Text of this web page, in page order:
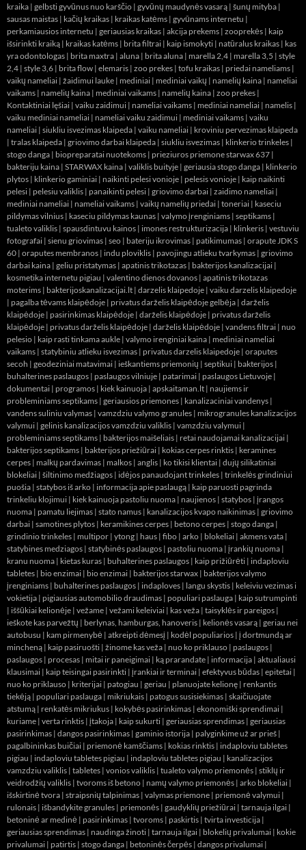
kraika | gelbsti gyvūnus nuo karščio | gyvūnų maudynės vasarą | šunų mityba |
sausas maistas | kačių kraikas | kraikas katėms | gyvūnams internetu |
perkamiausios internetu | geriausias kraikas | akcija prekems | zooprekės | kaip
išsirinkti kraiką | kraikas katėms | brita filtrai | kaip ismokyti | natūralus kraikas | kas
yra odontologas | brita maxtra | aluna | brita aluna | marella 2,4 | marella 3,5 | style
2,4 | style 3,6 | brita flow | elemaris | zoo prekes | tofu kraikas | priedai nameliams |
vaikų nameliai | žaidimui lauke | mediniai | mediniai vaikų | namelių kaina | nameliai
vaikams | namelių kaina | mediniai vaikams | namelių kaina | zoo prekes |
Kontaktiniai lęšiai | vaiku zaidimui | nameliai vaikams | mediniai nameliai | namelis |
vaiku mediniai nameliai | nameliai vaiku zaidimui | mediniai vaikams | vaiku
nameliai | siukliu isvezimas klaipeda | vaiku nameliai | kroviniu pervezimas klaipeda
| tralas klaipeda | griovimo darbai klaipeda | siukliu isvezimas | klinkerio trinkeles |
stogo danga | biopreparatai nuotekoms | prieziuros priemone starwax 637 |
bakteriju kaina | STARWAX kaina | valiklis buityje | geriausia stogo danga | klinkerio
plytos | klinkerio gaminiai | naikinti pelesi vonioje | pelesis vonioje | kaip naikinti
pelesi | pelesiu valiklis | panaikinti pelesi | griovimo darbai | zaidimo nameliai |
mediniai nameliai | nameliai vaikams | vaikų namelių priedai | toneriai | kaseciu
pildymas vilnius | kaseciu pildymas kaunas | valymo įrenginiams | septikams |
tualeto valiklis | spausdintuvu kainos | imones restrukturizacija | klinkeris | vestuviu
fotografai | sienu griovimas | seo | bateriju ikrovimas | patikimumas | orapute JDK S
60 | oraputes membranos | indu ploviklis | pavojingu atlieku tvarkymas | griovimo
darbai kaina | geliu pristatymas | apatinis trikotazas | bakterijos kanalizacijai |
kosmetika internetu pigiau | valentino dienos dovanos | apatinis trikotazas
moterims | bakterijoskanalizacijai.lt | darzelis klaipedoje | vaiku darzelis klaipedoje
| pagalba tėvams klaipėdoje | privatus darželis klaipėdoje gelbėja | darželis
klaipėdoje | pasirinkimas klaipėdoje | darželis klaipėdoje | privatus darželis
klaipėdoje | privatus darželis klaipėdoje | darželis klaipėdoje | vandens filtrai | nuo
pelesio | kaip rasti tinkama aukle | valymo irenginiai kaina | mediniai nameliai
vaikams | statybiniu atlieku isvezimas | privatus darzelis klaipedoje | oraputes
secoh | geodeziniai matavimai | ieškantiems priemonių | septikui | bakterijos |
buhalterines paslaugos | paslaugos vilniuje | patarimai | paslaugos Lietuvoje |
dokumentai | programos | kiek kainuoja | apskaitaman.lt | naujiems ir
probleminiams septikams | geriausios priemones | kanalizaciniai vandenys |
vandens suliniu valymas | vamzdziu valymo granules | mikrogranules kanalizacijos
valymui | gelinis kanalizacijos vamzdziu valiklis | vamzdziu valymui |
probleminiams septikams | bakterijos maišeliais | retai naudojamai kanalizacijai |
bakterijos septikams | bakterijos priežiūrai | kokias cerpes rinktis | keramines
cerpes | malkų pardavimas | malkos | anglis | ko tikisi klientai | dujų silikatiniai
blokeliai | šiltinimo medžiagos | idėjos panaudojant trinkeles | trinkelės grindiniui
puošia | statybos iš arko | informacija apie paslaugą | kaip paruosti pagrinda
trinkeliu klojimui | kiek kainuoja pastoliu nuoma | naujienos | statybos | įrangos
nuoma | pamatu liejimas | stato namus | kanalizacijos kvapo naikinimas | griovimo
darbai | samotines plytos | keramikines cerpes | betono cerpes | stogo danga |
grindinio trinkeles | multipor | ytong | haus | fibo | arko | blokeliai | akmens vata |
statybines medziagos | statybinės paslaugos | pastoliu nuoma | įrankių nuoma |
kranu nuoma | kietas kuras | buhalterines paslaugos | kaip prižiūrėti | indaploviu
tabletes | bio enzimai | bio enzimai | bakterijos starwax | bakterijos valymo
įrenginiams | buhalterines paslaugos | indaploves | langu skystis | keleiviu vezimas i
vokietija | pigiausias automobilio draudimas | populiari paslauga | kaip sutrumpinti
| iššūkiai kelionėje | vežame | vežami keleiviai | kas veža | taisyklės ir pareigos |
ieškote kas parvežtų | berlynas, hamburgas, hanoveris | kelionės vasarą | geriau nei
autobusu | kam pirmenybė | atkreipti dėmesį | kodėl populiarios | į dortmundą ar
mincheną | kaip pasiruošti | žinome kas veža | nuo ko priklauso | paslaugos |
paslaugos | procesas | mitai ir paneigimai | ką prarandate | informacija | aktualiausi
klausimai | kaip teisingai pasirinkti | įrankiai ir terminai | efektyvus būdas | epitetai |
nuo ko priklauso | kriterijai | patogiau | geriau | planuojate kelionę | renkantis
tiekėją | populiari paslauga | mikriukais | patogus susisiekimas | skaičiuojate
atstumą | renkatės mikriukus | kokybės pasirinkimas | ekonomiški sprendimai |
kuriame | verta rinktis | įtakoja | kaip sukurti | geriausias sprendimas | geriausias
pasirinkimas | dangos pasirinkimas | gaminio istorija | palyginkime už ar prieš |
pagalbininkas buičiai | priemonė kamščiams | kokias rinktis | indaploviu tabletes
pigiau | indaploviu tabletes pigiau | indaploviu tabletes pigiau | kanalizacijos
vamzdziu valiklis | tabletes | vonios valiklis | tualeto valymo priemonės | stiklų ir
veidrodžių valiklis | tvoroms iš betono | namų valymo priemonės | arko blokeliai |
išskirtinė tvora | straipsnių talpinimas | valymas priemone | priemonė valymui |
rulonais | išbandykite granules | priemonės | gaudyklių priežiūrai | tarnauja ilgai |
betoninė ar medinė | pasirinkimas | tvoroms | paskirtis | tvirta investicija |
geriausias sprendimas | naudinga žinoti | tarnauja ilgai | blokelių privalumai | kokie
privalumai | patirtis | stogo danga | betoninės čerpės | dangos privalumai |